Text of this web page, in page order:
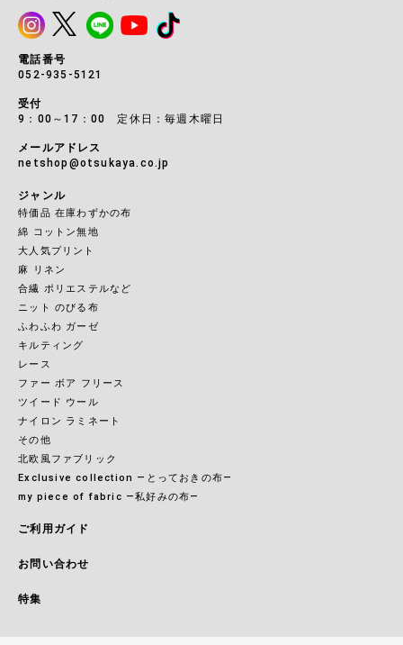
電話番号
052-935-5121
受付
9：00～17：00 定休日：毎週木曜日
メールアドレス
netshop@otsukaya.co.jp
ジャンル
特価品 在庫わずかの布
綿 コットン無地
大人気プリント
麻 リネン
合繊 ポリエステルなど
ニット のびる布
ふわふわ ガーゼ
キルティング
レース
ファー ボア フリース
ツイード ウール
ナイロン ラミネート
その他
北欧風ファブリック
Exclusive collection ―とっておきの布―
my piece of fabric ―私好みの布―
ご利用ガイド
お問い合わせ
特集